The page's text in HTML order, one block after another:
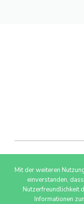
©
Mit der weiteren
einverstanden,
Nutzerfreundlichkeit
Informationen